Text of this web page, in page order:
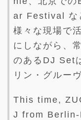
ar Festival な
様々な現場で
にしながら、
のあるDJ Set
リン・グルー
This time,
J from